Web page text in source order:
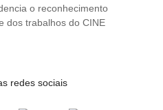
o reconhecimento
dos trabalhos do CINE
redes sociais